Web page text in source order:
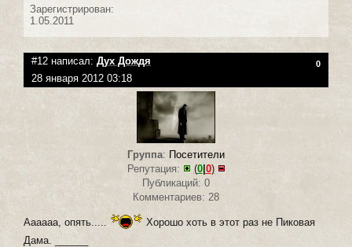
Зарегистрирован:
1.05.2011
#12 написал: Дух Дождя 0
28 января 2012 03:18
Группа: Посетители
Репутация:
(0|0)
Публикаций: 0
Комментариев: 28
Аааааа, опять.....
Хорошо хоть в этот раз не Пиковая
Дама. ______